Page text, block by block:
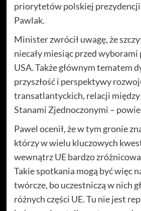
priorytetów polskiej prezydencji
Pawlak.
Minister zwrócił uwagę, że
niecały miesiąc przed
USA. Także głównym tematem
przyszłość i perspektywy
transatlantyckich, relacji między
Stanami Zjednoczonymi –
Pawel ocenił, że w tym gronie
którzy w wielu kluczowych
wewnątrz UE bardzo
Takie spotkania mogą być więc
twórcze, bo uczestniczą w nich
różnych części UE. Tu nie jest